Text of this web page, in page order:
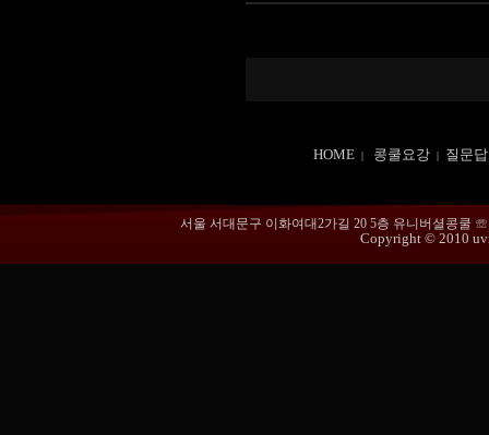
HOME | 콩쿨요강 | 질문
서울 서대문구 이화여대2가길 20 5층 유니버셜콩쿨 ☏
Copyright © 2010